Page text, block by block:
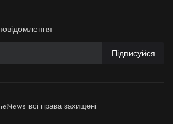
Підписуйся
всі права захищені